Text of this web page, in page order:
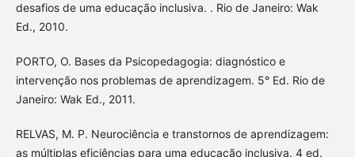
desafios de uma educação inclusiva. . Rio de Janeiro: Wak
Ed., 2010.
PORTO, O. Bases da Psicopedagogia: diagnóstico e
intervenção nos problemas de aprendizagem. 5° Ed. Rio de
Janeiro: Wak Ed., 2011.
RELVAS, M. P. Neurociência e transtornos de aprendizagem:
as múltiplas eficiências para uma educação inclusiva. 4 ed.